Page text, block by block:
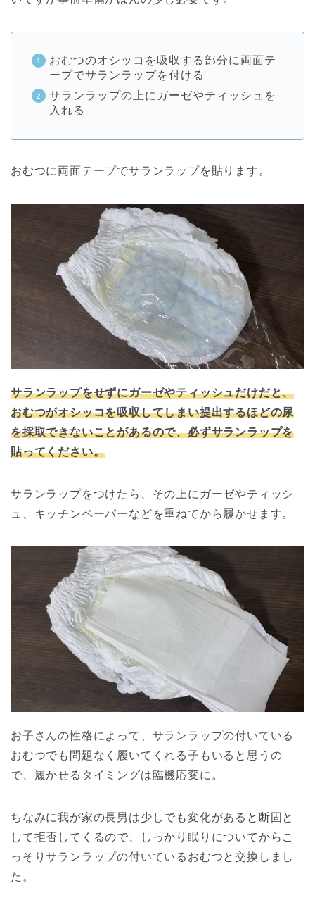
おむつのオシッコを吸収する部分に両面テ
ープでサランラップを付ける
サランラップの上にガーゼやティッシュを
入れる
おむつに両面テープでサランラップを貼ります。
サランラップをせずにガーゼやティッシュだけだと、
おむつがオシッコを吸収してしまい提出するほどの尿
を採取できないことがあるので、必ずサランラップを
貼ってください。
サランラップをつけたら、その上にガーゼやティッシ
ュ、キッチンペーパーなどを重ねてから履かせます。
お子さんの性格によって、サランラップの付いている
おむつでも問題なく履いてくれる子もいると思うの
で、履かせるタイミングは臨機応変に。
ちなみに我が家の長男は少しでも変化があると断固と
して拒否してくるので、しっかり眠りについてからこ
っそりサランラップの付いているおむつと交換しまし
た。